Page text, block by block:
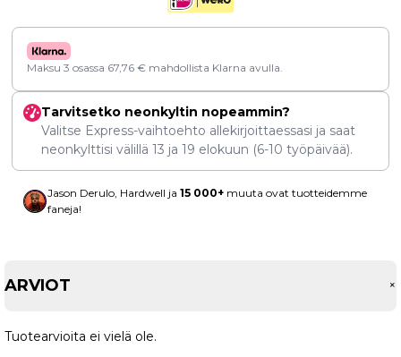
Maksu 3 osassa 67,76 € mahdollista Klarna avulla.
Tarvitsetko neonkyltin nopeammin?
Valitse Express-vaihtoehto allekirjoittaessasi ja saat
neonkylttisi välillä 13 ja 19 elokuun (6-10 työpäivää).
Jason Derulo, Hardwell ja 15 000+ muuta ovat tuotteidemme
faneja!
ARVIOT +
Tuotearvioita ei vielä ole.